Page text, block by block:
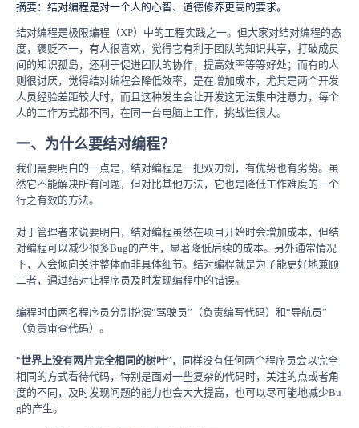
摘要：结对编程是对一个人的心智、道德修养更高的要求。
结对编程是极限编程（XP）中的工程实践之一。但大家对结对编程的态
度，褒贬不一，有人很喜欢，觉得它有利于团队的知识共享，打破成员
间的知识孤岛，还利于促进团队的协作，提高效率等等好处；而有的人
则很讨厌，觉得结对编程会降低效率，是在增加成本，尤其是两个开发
人员经验差距较大时，而且这种发生会让开发这无法集中注意力，每个
人的工作方式都不同，在同一台电脑上工作，挑战性很大。
一、为什么要结对编程？
我们需要明白的一点是，结对编程是一把双刃剑，有优势也有劣势。虽
然它不能解决所有问题，但对比其他方法，它也是降低工作难度的一个
行之有效的方法。
对于管理者来说要明白，结对编程虽然在项目开始时会增加成本，但结
对编程可以减少很多Bug的产生，显著降低后续的成本。另外通常情况
下，人会倾向关注整体而非具体细节。结对编程就是为了能更好地兼顾
二者，通过结对让程序员及时发现编程中的错误。
编程时由两名程序员分别扮演“驾驶员”（负责编写代码）和“导航员”
（负责审查代码）。
“世界上没有两片完全相同的树叶”，同样没有任何两个程序员会以完全
相同的方式看待代码，特别是面对一些复杂的代码时，关注的点或者角
度的不同，及时发现问题的能力也会大大提高，也可以尽可能地减少Bu
g的产生。